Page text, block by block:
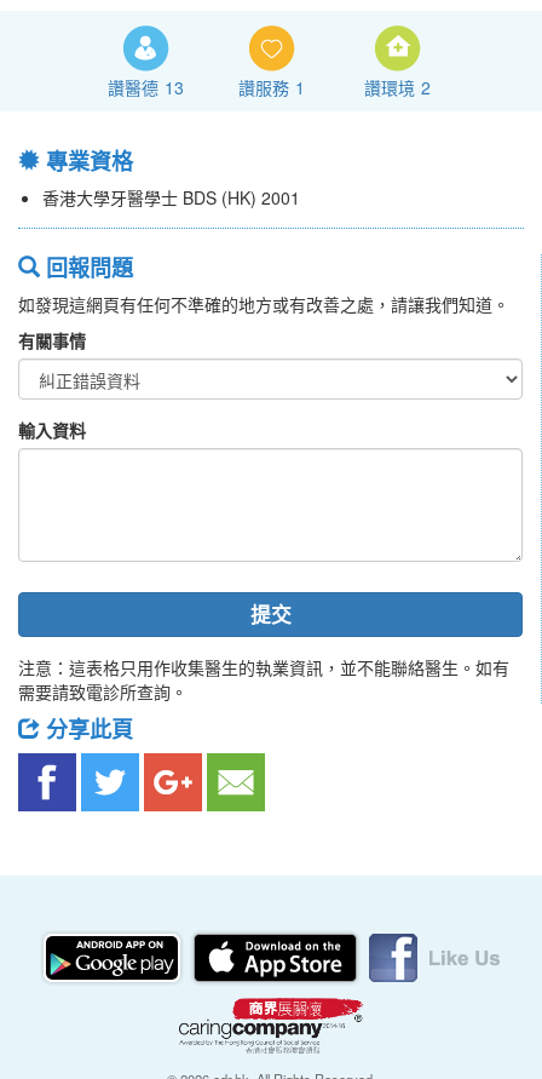
讚醫德 13 讚服務 1 讚環境 2
專業資格
香港大學牙醫學士 BDS (HK) 2001
回報問題
如發現這網頁有任何不準確的地方或有改善之處，請讓我們知道。
有關事情
輸入資料
提交
注意：這表格只用作收集醫生的執業資訊，並不能聯絡醫生。如有
需要請致電診所查詢。
分享此頁